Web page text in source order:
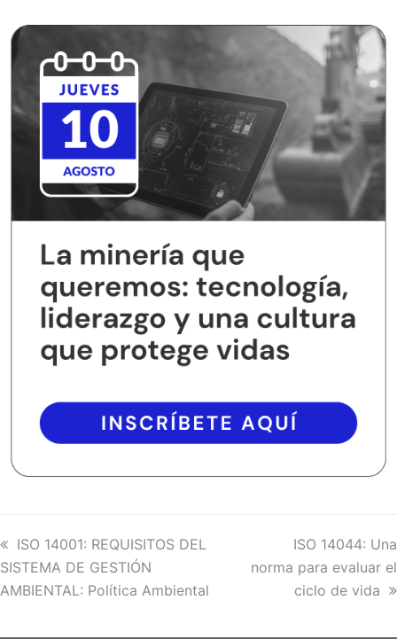
previous
post:
ISO 14001: REQUISITOS DEL
SISTEMA DE GESTIÓN
AMBIENTAL: Política Ambiental
next
post:
ISO 14044: Una
norma para evaluar el
ciclo de vida